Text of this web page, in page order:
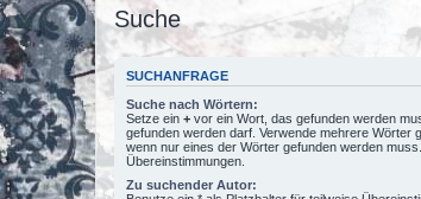
Suche
SUCHANFRAGE
Suche nach Wörtern:
Setze ein + vor ein Wort, das gefunden werden
gefunden werden darf. Verwende mehrere Wörter
wenn nur eines der Wörter gefunden werden
Übereinstimmungen.
Zu suchender Autor: